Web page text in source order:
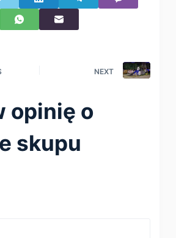
NEXT
opinię o
skupu